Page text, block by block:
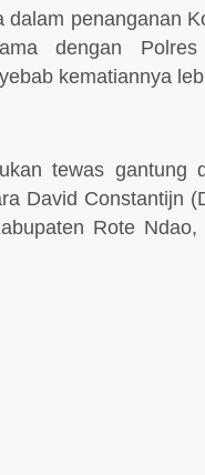
dalam penanganan
dengan
kematiannya
tewas
David Constantijn
Rote